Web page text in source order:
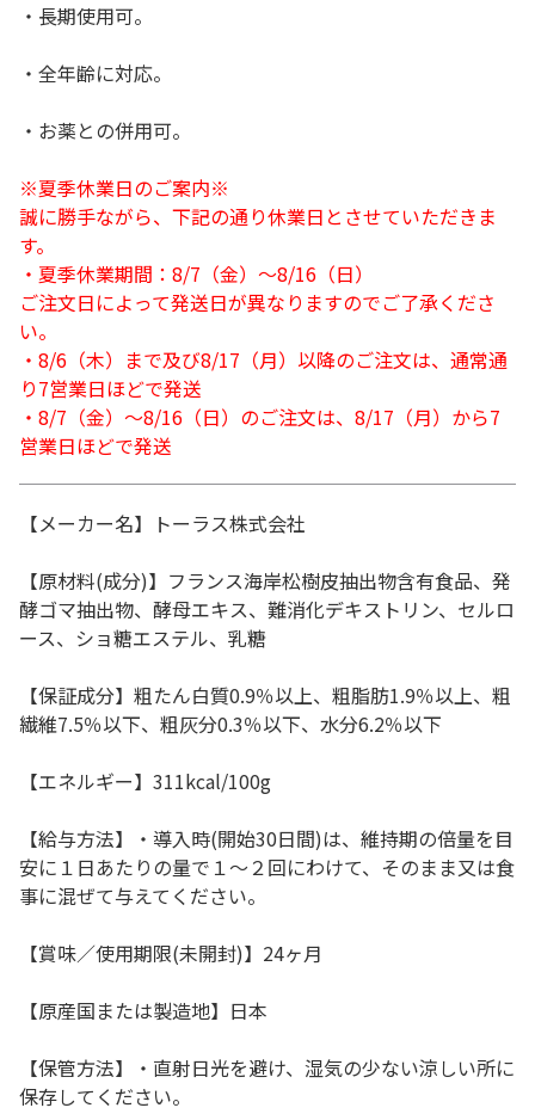
・長期使用可。
・全年齢に対応。
・お薬との併用可。
※夏季休業日のご案内※
誠に勝手ながら、下記の通り休業日とさせていただきま
す。
・夏季休業期間：8/7（金）～8/16（日）
ご注文日によって発送日が異なりますのでご了承くださ
い。
・8/6（木）まで及び8/17（月）以降のご注文は、通常通
り7営業日ほどで発送
・8/7（金）～8/16（日）のご注文は、8/17（月）から7
営業日ほどで発送
【メーカー名】トーラス株式会社
【原材料(成分)】フランス海岸松樹皮抽出物含有食品、発
酵ゴマ抽出物、酵母エキス、難消化デキストリン、セルロ
ース、ショ糖エステル、乳糖
【保証成分】粗たん白質0.9％以上、粗脂肪1.9％以上、粗
繊維7.5％以下、粗灰分0.3％以下、水分6.2％以下
【エネルギー】311kcal/100g
【給与方法】・導入時(開始30日間)は、維持期の倍量を目
安に１日あたりの量で１～２回にわけて、そのまま又は食
事に混ぜて与えてください。
【賞味／使用期限(未開封)】24ヶ月
【原産国または製造地】日本
【保管方法】・直射日光を避け、湿気の少ない涼しい所に
保存してください。